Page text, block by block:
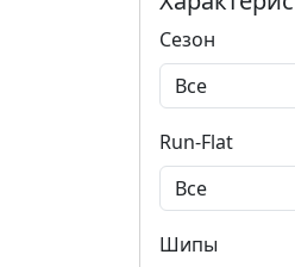
Сезон
Run-Flat
Шипы